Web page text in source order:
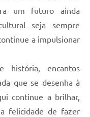
um futuro ainda
seja sempre
a impulsionar
história, encantos
que se desenha à
continue a brilhar,
felicidade de fazer